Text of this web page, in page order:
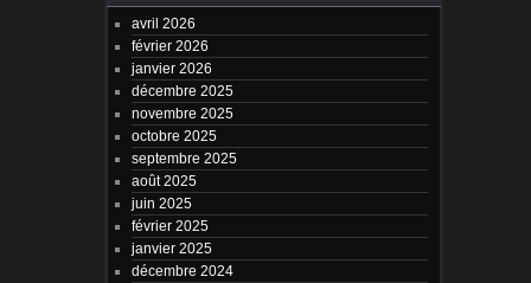
avril 2026
février 2026
janvier 2026
décembre 2025
novembre 2025
octobre 2025
septembre 2025
août 2025
juin 2025
février 2025
janvier 2025
décembre 2024